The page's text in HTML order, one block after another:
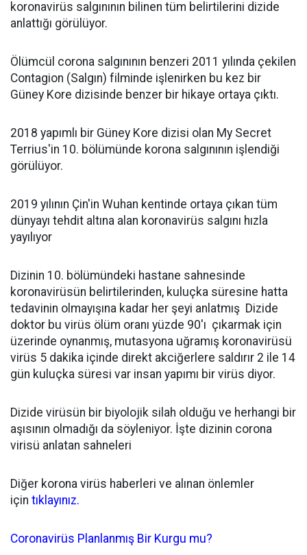
koronavirüs salgınının bilinen tüm belirtilerini dizide
anlattığı görülüyor.
Ölümcül corona salgınının benzeri 2011 yılında çekilen
Contagion (Salgın) filminde işlenirken bu kez bir
Güney Kore dizisinde benzer bir hikaye ortaya çıktı.
2018 yapımlı bir Güney Kore dizisi olan My Secret
Terrius'in 10. bölümünde korona salgınının işlendiği
görülüyor.
2019 yılının Çin'in Wuhan kentinde ortaya çıkan tüm
dünyayı tehdit altına alan koronavirüs salgını hızla
yayılıyor
Dizinin 10. bölümündeki hastane sahnesinde
koronavirüsün belirtilerinden, kuluçka süresine hatta
tedavinin olmayışına kadar her şeyi anlatmış Dizide
doktor bu virüs ölüm oranı yüzde 90'ı çıkarmak için
üzerinde oynanmış, mutasyona uğramış koronavirüsü
virüs 5 dakika içinde direkt akciğerlere saldırır 2 ile 14
gün kuluçka süresi var insan yapımı bir virüs diyor.
Dizide virüsün bir biyolojik silah olduğu ve herhangi bir
aşısının olmadığı da söyleniyor. İşte dizinin corona
virisü anlatan sahneleri
Diğer korona virüs haberleri ve alınan önlemler
için tıklayınız.
Coronavirüs Planlanmış Bir Kurgu mu?